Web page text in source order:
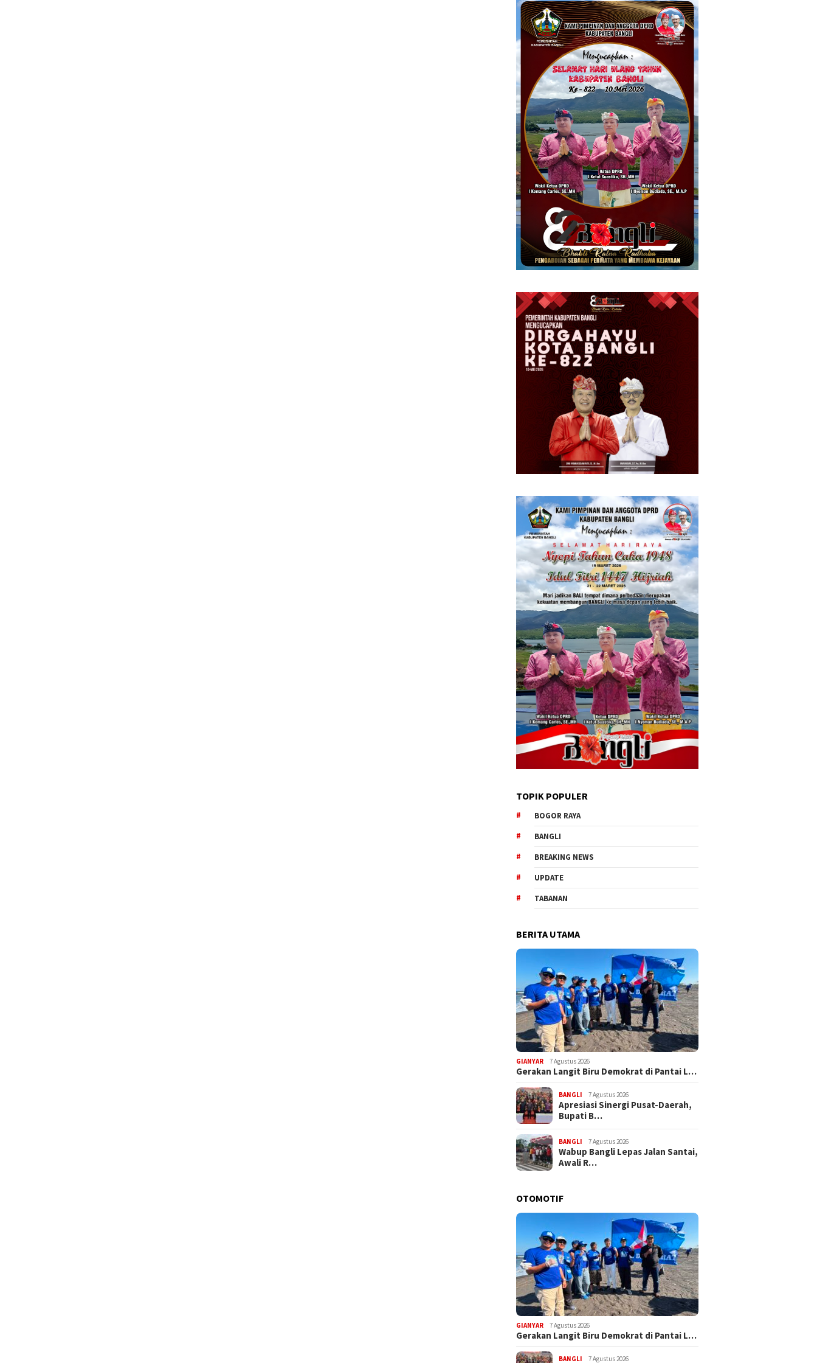
TOPIK POPULER
BOGOR RAYA
BANGLI
BREAKING NEWS
UPDATE
TABANAN
BERITA UTAMA
GIANYAR 7 Agustus 2026
Gerakan Langit Biru Demokrat di Pantai L…
BANGLI 7 Agustus 2026
Apresiasi Sinergi Pusat-Daerah,
Bupati B…
BANGLI 7 Agustus 2026
Wabup Bangli Lepas Jalan Santai,
Awali R…
OTOMOTIF
GIANYAR 7 Agustus 2026
Gerakan Langit Biru Demokrat di Pantai L…
BANGLI 7 Agustus 2026